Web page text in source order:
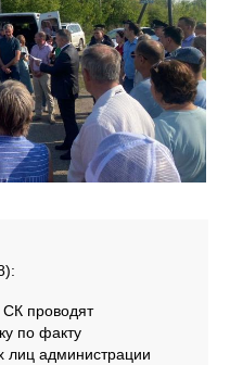
СК проводят
по факту
лиц администрации